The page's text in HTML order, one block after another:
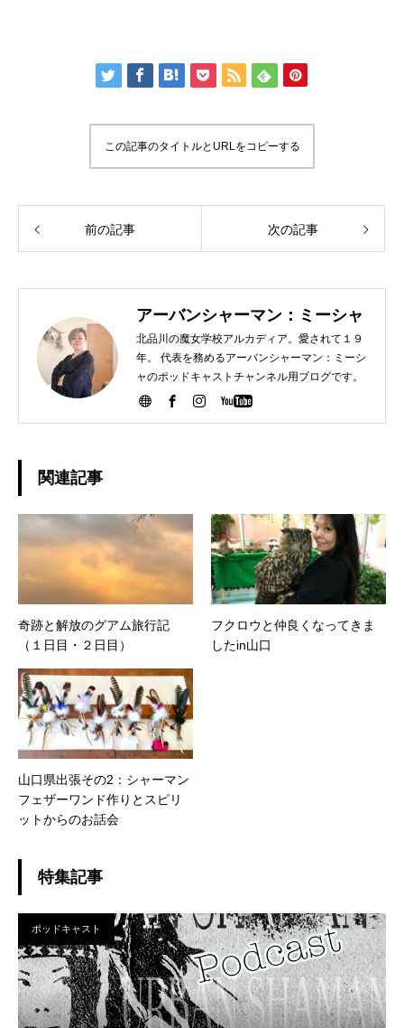
この記事のタイトルとURLをコピーする
前の記事 次の記事
アーバンシャーマン：ミーシャ
北品川の魔女学校アルカディア。愛されて１９
年。 代表を務めるアーバンシャーマン：ミーシ
ャのポッドキャストチャンネル用ブログです。
関連記事
奇跡と解放のグアム旅行記
（１日目・２日目）
フクロウと仲良くなってきま
したin山口
山口県出張その2：シャーマン
フェザーワンド作りとスピリ
ットからのお話会
特集記事
ポッドキャスト